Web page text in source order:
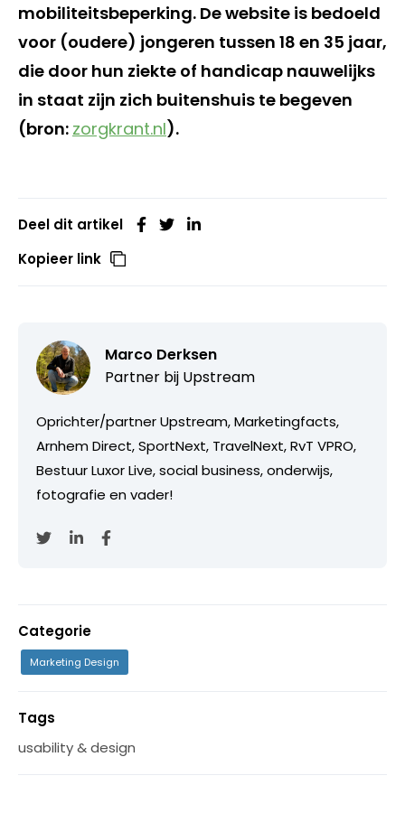
mobiliteitsbeperking. De website is bedoeld
voor (oudere) jongeren tussen 18 en 35 jaar,
die door hun ziekte of handicap nauwelijks
in staat zijn zich buitenshuis te begeven
(bron: zorgkrant.nl).
Deel dit artikel
Kopieer link
Marco Derksen
Partner bij Upstream
Oprichter/partner Upstream, Marketingfacts,
Arnhem Direct, SportNext, TravelNext, RvT VPRO,
Bestuur Luxor Live, social business, onderwijs,
fotografie en vader!
Categorie
Marketing Design
Tags
usability & design